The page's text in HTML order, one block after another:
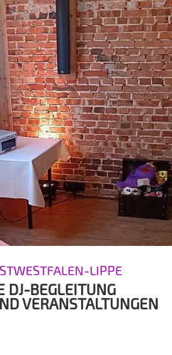
LIPPE
DJ-BEGLEITUNG
VERANSTALTUNGEN